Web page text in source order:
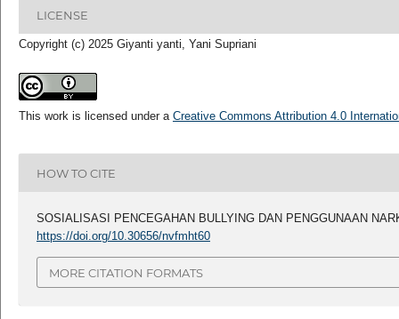
LICENSE
Copyright (c) 2025 Giyanti yanti, Yani Supriani
This work is licensed under a Creative Commons Attribution 4.0
HOW TO CITE
SOSIALISASI PENCEGAHAN BULLYING DAN PENGGUNAAN
https://doi.org/10.30656/nvfmht60
MORE CITATION FORMATS